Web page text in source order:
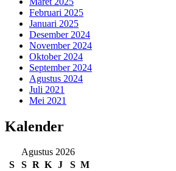
Februari 2025
Januari 2025
Desember 2024
November 2024
Oktober 2024
September 2024
Agustus 2024
Juli 2021
Mei 2021
Kalender
Agustus 2026
S
S R K J S M